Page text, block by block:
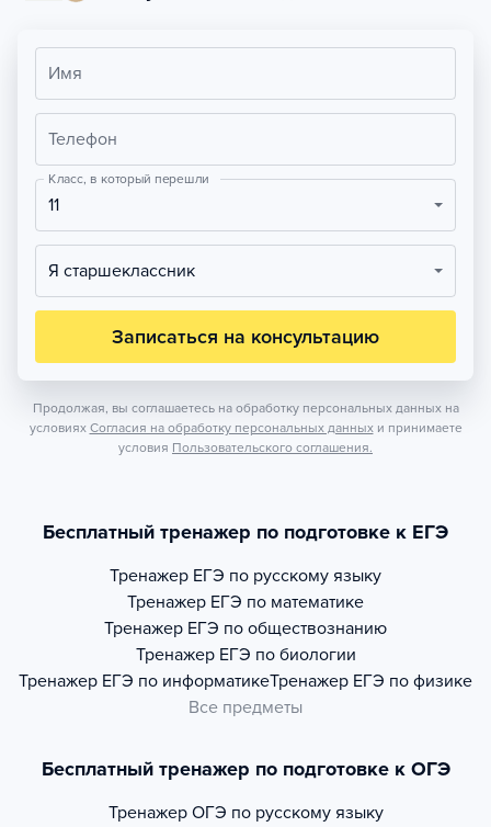
Имя
Телефон
Класс, в который перешли
11
Я старшеклассник
Записаться на консультацию
Продолжая, вы соглашаетесь на обработку персональных данных на
условиях Согласия на обработку персональных данных и принимаете
условия Пользовательского соглашения.
Бесплатный тренажер по подготовке к ЕГЭ
Тренажер ЕГЭ по русскому языку
Тренажер ЕГЭ по математике
Тренажер ЕГЭ по обществознанию
Тренажер ЕГЭ по биологии
Тренажер ЕГЭ по информатикеТренажер ЕГЭ по физике
Все предметы
Бесплатный тренажер по подготовке к ОГЭ
Тренажер ОГЭ по русскому языку